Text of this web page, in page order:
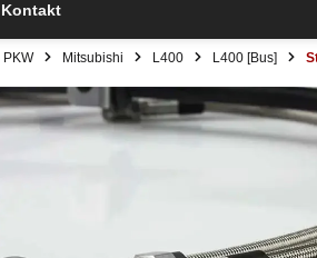
Kontakt
PKW Mitsubishi L400 L400 [Bus]